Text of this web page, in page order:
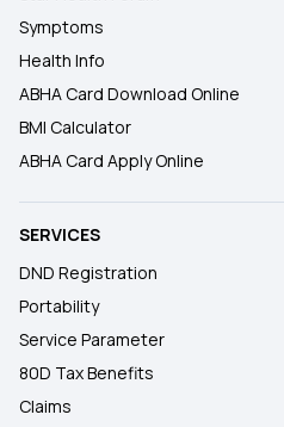
Symptoms
Health Info
ABHA Card Download Online
BMI Calculator
ABHA Card Apply Online
SERVICES
DND Registration
Portability
Service Parameter
80D Tax Benefits
Claims